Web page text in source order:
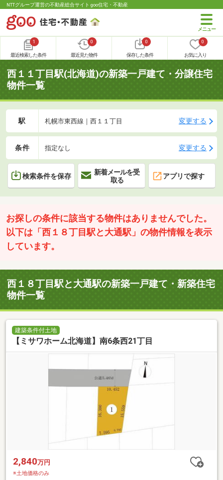
NTTグループ運営の不動産総合サイト goo住宅・不動産
1
最近検索した条件
0
最近見た物件
0
保存した条件
0
お気に入り
西１１丁目駅(北海道)の新築一戸建て・分譲住宅
物件一覧
駅 札幌市東西線｜西１１丁目 変更する
条件 指定なし 変更する
検索条件を保存
新着メールを受
取る
アプリで探す
お探しの条件に該当する物件はありませんでした。
以下は「西１８丁目駅と大通駅」の物件情報を表示
しています。
西１８丁目駅と大通駅の新築一戸建て・新築住宅
物件一覧
建築条件付土地
【ミサワホーム北海道】南6条西21丁目
2,840万円
※土地価格のみ